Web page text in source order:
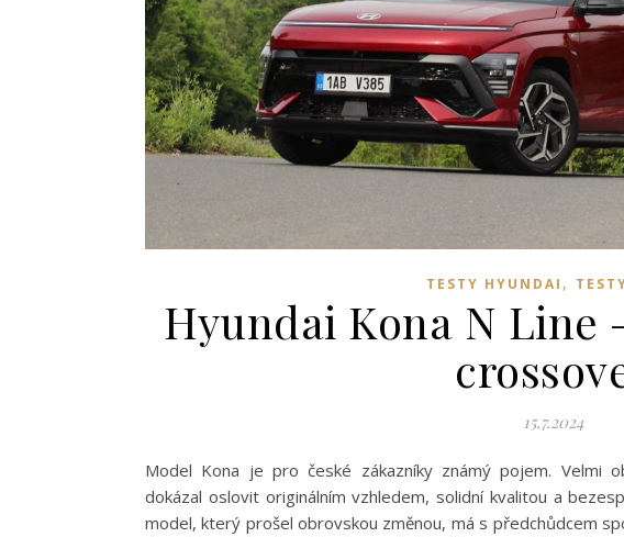
TESTY HYUNDAI ,
Hyundai Kona N Line
15.7.2024
Model Kona je pro české zákazníky známý pojem. Velmi
dokázal oslovit originálním vzhledem, solidní kvalitou a
model, který prošel obrovskou změnou, má s předchůdcem